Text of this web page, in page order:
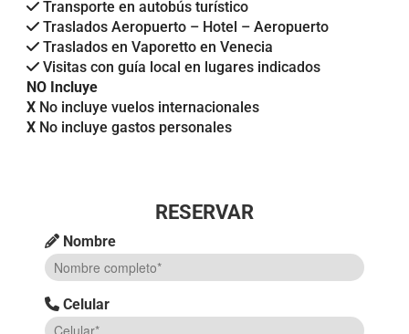
Transporte en autobús turístico
Traslados Aeropuerto – Hotel – Aeropuerto
Traslados en Vaporetto en Venecia
Visitas con guía local en lugares indicados
NO Incluye
XNo incluye vuelos internacionales
XNo incluye gastos personales
RESERVAR
Nombre
Celular